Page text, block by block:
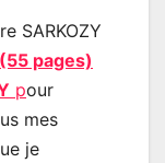
SARKOZY
pages)
pour
mes
je